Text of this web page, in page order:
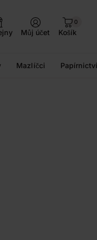
Můj účet
0
Košík
Mazlíčci